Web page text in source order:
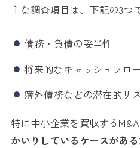
主な調査項目は、下記の3つ
債務・負債の妥当性
将来的なキャッシュフロ
簿外債務などの潜在的リ
特に中小企業を買収するM&A
かいりしているケースがある